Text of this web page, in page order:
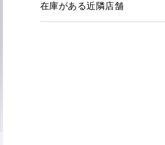
在庫がある近隣店舗